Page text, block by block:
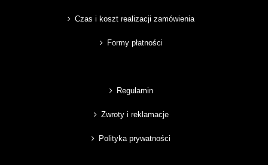
Czas i koszt realizacji zamówienia
Formy płatności
Regulamin
Zwroty i reklamacje
Polityka prywatności